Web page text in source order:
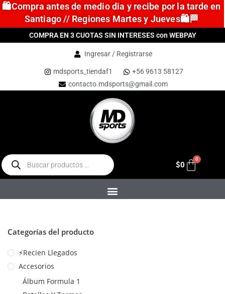
🛍️Compra antes de medio dia y recibe por la tarde en
Santiago // Regiones Martes y Jueves🛍️🏁
COMPRA EN 3 CUOTAS SIN INTERESES con WEBPAY
Ingresar / Registrarse
mdsports_tiendaf1
+56 9613 58127
contacto.mdsports@gmail.com
$0
Categorías del producto
⚡Recien Llegados
Accesorios
Álbum Formula 1